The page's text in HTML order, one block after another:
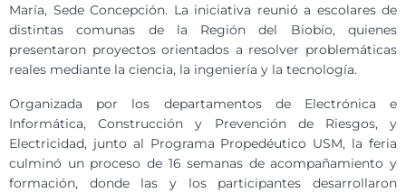
María, Sede Concepción. La iniciativa reunió a escolares de
distintas comunas de la Región del Biobío, quienes
presentaron proyectos orientados a resolver problemáticas
reales mediante la ciencia, la ingeniería y la tecnología.
Organizada por los departamentos de Electrónica e
Informática, Construcción y Prevención de Riesgos, y
Electricidad, junto al Programa Propedéutico USM, la feria
culminó un proceso de 16 semanas de acompañamiento y
formación, donde las y los participantes desarrollaron